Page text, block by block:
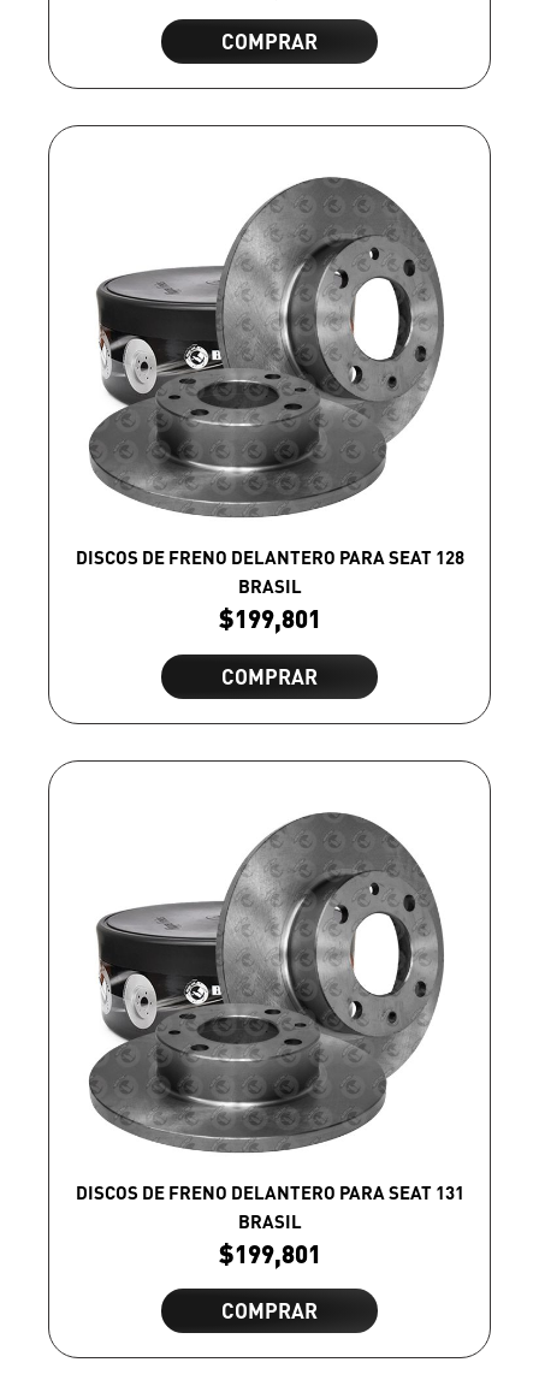
COMPRAR
DISCOS DE FRENO DELANTERO PARA SEAT 128
BRASIL
$199,801
COMPRAR
DISCOS DE FRENO DELANTERO PARA SEAT 131
BRASIL
$199,801
COMPRAR